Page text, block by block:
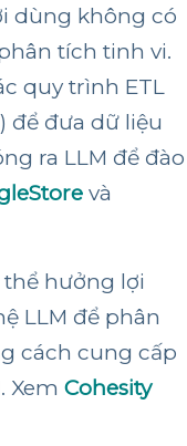
dùng không có
tích tinh vi.
quy trình ETL
để đưa dữ liệu
ra LLM để đào
và
thể hưởng lợi
LLM để phân
cách cung cấp
Xem Cohesity